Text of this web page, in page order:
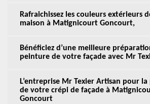
Rafraichissez les couleurs extérieurs
maison à Matignicourt Goncourt,
Bénéficiez d’une meilleure
peinture de votre façade avec Mr
L’entreprise Mr Texier Artisan pour
de votre crépi de façade à
Goncourt